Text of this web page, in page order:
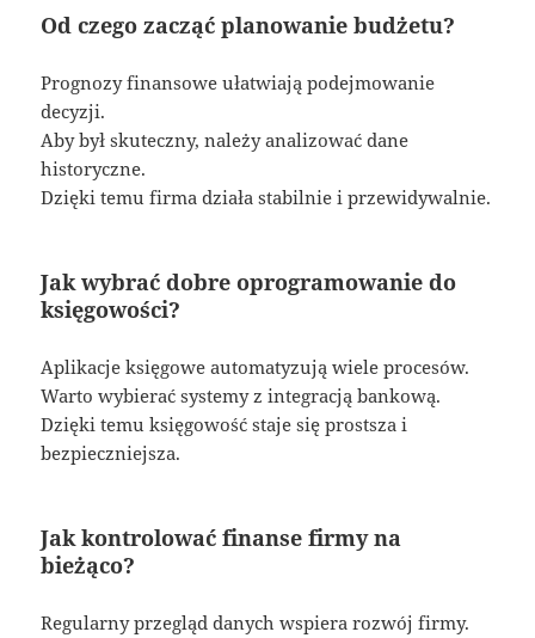
Od czego zacząć planowanie budżetu?
Prognozy finansowe ułatwiają podejmowanie
decyzji.
Aby był skuteczny, należy analizować dane
historyczne.
Dzięki temu firma działa stabilnie i przewidywalnie.
Jak wybrać dobre oprogramowanie do
księgowości?
Aplikacje księgowe automatyzują wiele procesów.
Warto wybierać systemy z integracją bankową.
Dzięki temu księgowość staje się prostsza i
bezpieczniejsza.
Jak kontrolować finanse firmy na
bieżąco?
Regularny przegląd danych wspiera rozwój firmy.